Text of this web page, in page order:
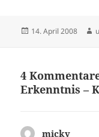
Veröffentlicht
14. April 2008
4
Erkenntnis –
micky